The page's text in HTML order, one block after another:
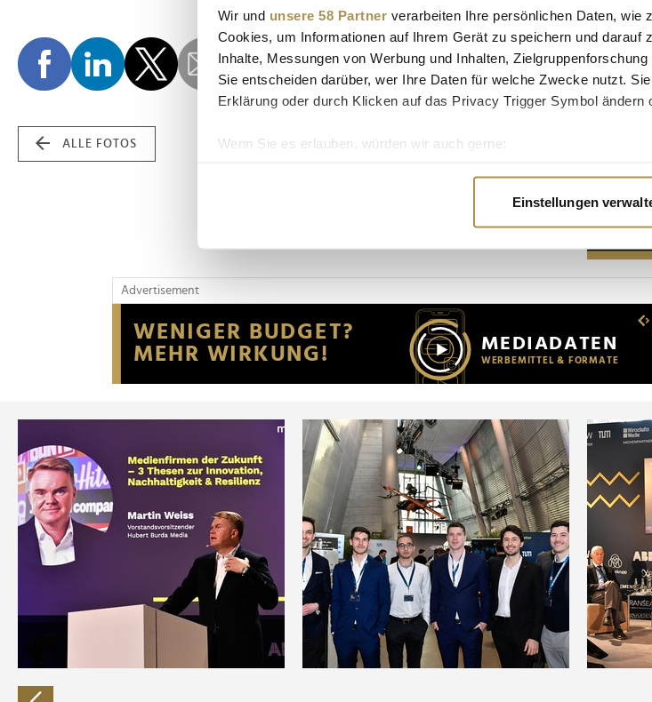
Wir und unsere 58 Partner verarbeiten Ihre persönlichen Daten, wie
Cookies, um Informationen auf Ihrem Gerät zu speichern und darauf
Inhalte, Messungen von Werbung und Inhalten,
Sie entscheiden darüber, wer Ihre Daten für welche Zwecke nutzt.
Erklärung oder durch Klicken auf das Privacy Trigger Symbol ändern
Wenn Sie es erlauben, würden wir auch gerne:
Erfahren Sie mehr darüber, wie Ihre persönlichen Daten verarbeitet
Wir verwenden Cookies, um Inhalte und Anzeigen zu
Website an unsere Partner für soziale Medien, Werbung und
möglicherweise mit weiteren Daten zusammen, die Sie ihnen
der Dienste gesammelt haben.
Einstellungen
ALLE FOTOS
Advertisement